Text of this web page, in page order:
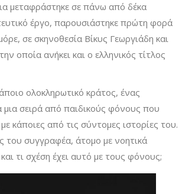
μεταφράστηκε σε πάνω από δέκα
έργο, παρουσιάστηκε πρώτη φορά
σε σκηνοθεσία Βίκυς Γεωργιάδη και
οποία ανήκει και ο ελληνικός τίτλος
ολοκληρωτικό κράτος, ένας
σειρά από παιδικούς φόνους που
κάποιες από τις σύντομες ιστορίες του.
του συγγραφέα, άτομο με νοητικά
τι σχέση έχει αυτό με τους φόνους;